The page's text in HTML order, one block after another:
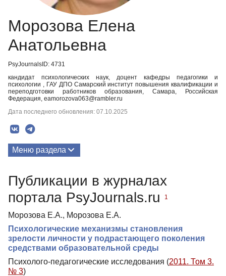
Морозова Елена
Анатольевна
PsyJournalsID: 4731
кандидат психологических наук, доцент кафедры педагогики и
психологии , ГАУ ДПО Самарский институт повышения квалификации и
переподготовки работников образования, Самара, Российская
Федерация, eamorozova063@rambler.ru
Дата последнего обновления: 07.10.2025
Меню раздела
Публикации в журналах
портала PsyJournals.ru
1
Морозова Е.А., Морозова Е.А.
Психологические механизмы становления
зрелости личности у подрастающего поколения
средствами образовательной среды
Психолого-педагогические исследования (2011. Том 3.
№ 3)